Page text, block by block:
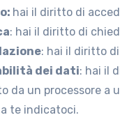
hai il diritto di
: hai il diritto di
: hai il diritto
dei dati: hai il
da un processore a
te indicatoci.